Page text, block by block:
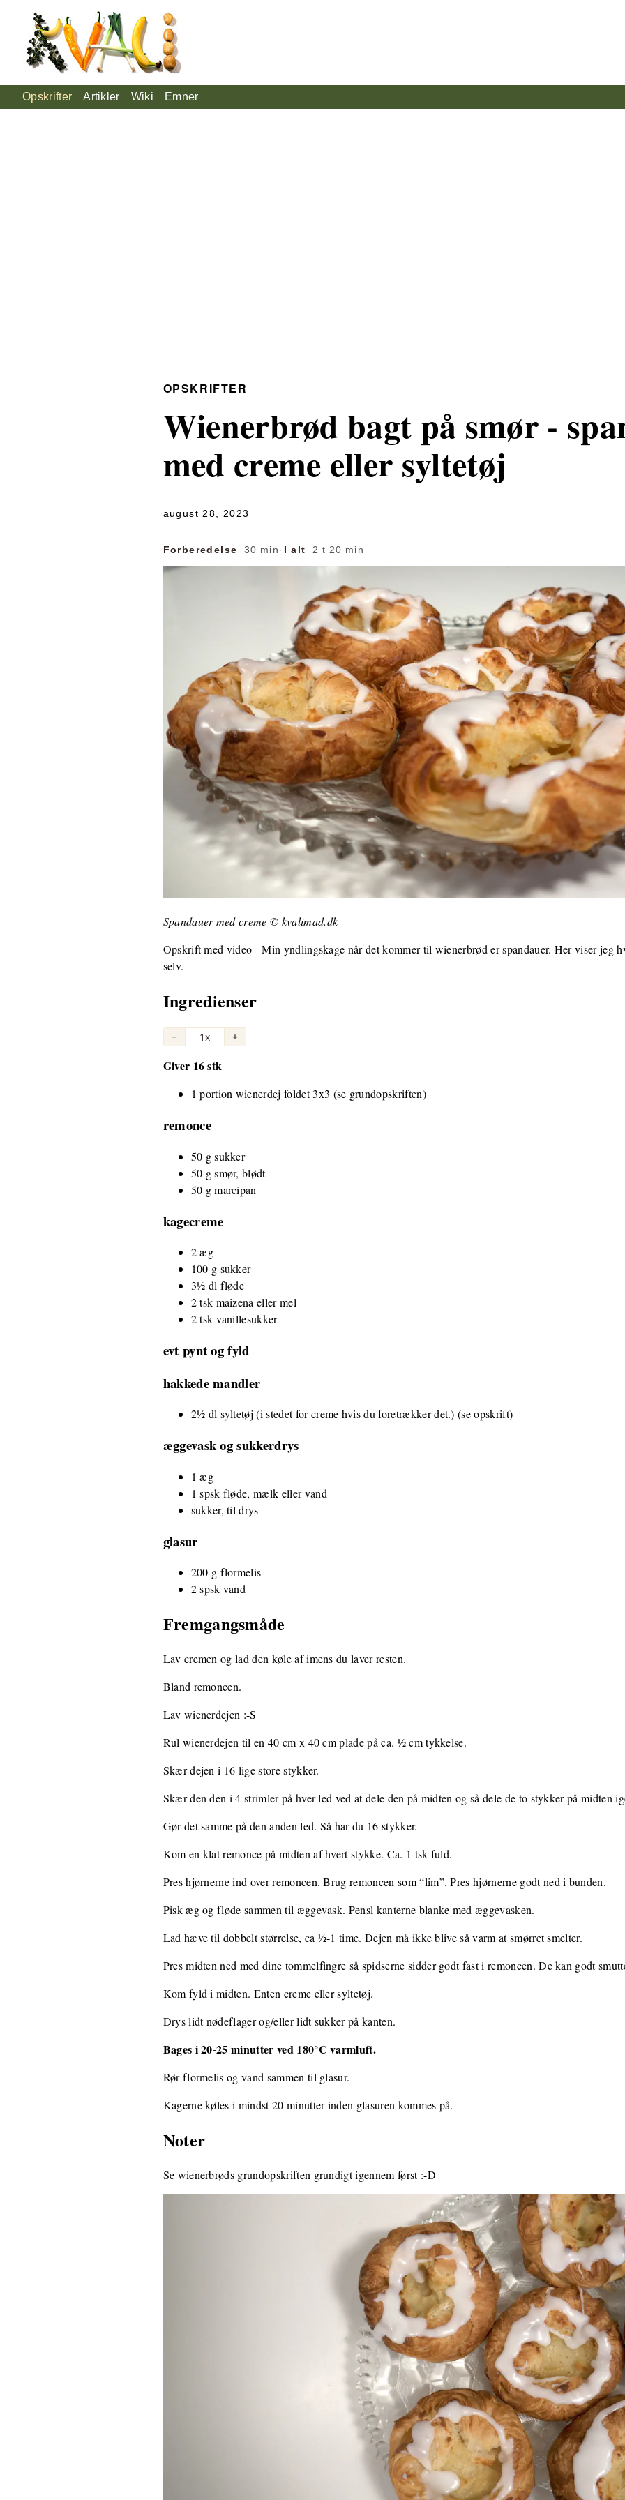
Opskrifter Artikler Wiki Emner
OPSKRIFTER
Wienerbrød bagt på smør -
med creme eller syltetøj
august 28, 2023
Forberedelse 30 min · I alt 2 t 20 min
Spandauer med creme © kvalimad.dk
Opskrift med video - Min yndlingskage når det kommer til wienerbrød er spandauer. Her viser jeg
selv.
Ingredienser
− 1x +
Giver 16 stk
1 portion wienerdej foldet 3x3 (se grundopskriften)
remonce
50 g sukker
50 g smør, blødt
50 g marcipan
kagecreme
2 æg
100 g sukker
3½ dl fløde
2 tsk maizena eller mel
2 tsk vanillesukker
evt pynt og fyld
hakkede mandler
2½ dl syltetøj (i stedet for creme hvis du foretrækker det.) (se opskrift)
æggevask og sukkerdrys
1 æg
1 spsk fløde, mælk eller vand
sukker, til drys
glasur
200 g flormelis
2 spsk vand
Fremgangsmåde
Lav cremen og lad den køle af imens du laver resten.
Bland remoncen.
Lav wienerdejen :-S
Rul wienerdejen til en 40 cm x 40 cm plade på ca. ½ cm tykkelse.
Skær dejen i 16 lige store stykker.
Skær den den i 4 strimler på hver led ved at dele den på midten og så dele de to stykker på midten
Gør det samme på den anden led. Så har du 16 stykker.
Kom en klat remonce på midten af hvert stykke. Ca. 1 tsk fuld.
Pres hjørnerne ind over remoncen. Brug remoncen som “lim”. Pres hjørnerne godt ned i bunden.
Pisk æg og fløde sammen til æggevask. Pensl kanterne blanke med æggevasken.
Lad hæve til dobbelt størrelse, ca ½-1 time. Dejen må ikke blive så varm at smørret smelter.
Pres midten ned med dine tommelfingre så spidserne sidder godt fast i remoncen. De kan godt
Kom fyld i midten. Enten creme eller syltetøj.
Drys lidt nødeflager og/eller lidt sukker på kanten.
Bages i 20-25 minutter ved 180°C varmluft.
Rør flormelis og vand sammen til glasur.
Kagerne køles i mindst 20 minutter inden glasuren kommes på.
Noter
Se wienerbrøds grundopskriften grundigt igennem først :-D